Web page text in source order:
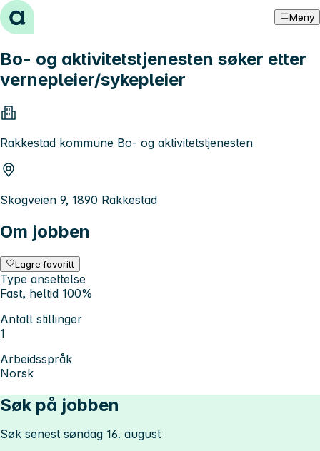
Hopp til innhold Meny
Bo- og aktivitetstjenesten søker etter
vernepleier/sykepleier
Rakkestad kommune Bo- og aktivitetstjenesten
Skogveien 9, 1890 Rakkestad
Om jobben
Lagre favoritt
Type ansettelse
Fast, heltid 100%
Antall stillinger
1
Arbeidsspråk
Norsk
Søk på jobben
Søk senest søndag 16. august